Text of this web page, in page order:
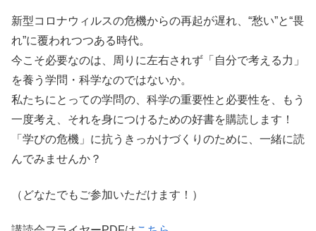
新型コロナウィルスの危機からの再起が遅れ、“愁い”と“畏
れ”に覆われつつある時代。
今こそ必要なのは、周りに左右されず「自分で考える力」
を養 う学問・科学なのではないか。
私たちにとっての学問の、科学の重要性と必要性を、もう
一度考え、それを身につけるための好書を購読します！
「学びの危機 」に抗うきっかけづくりのために、 一緒に読
んでみませんか？
（どなたでもご参加いただけます！）